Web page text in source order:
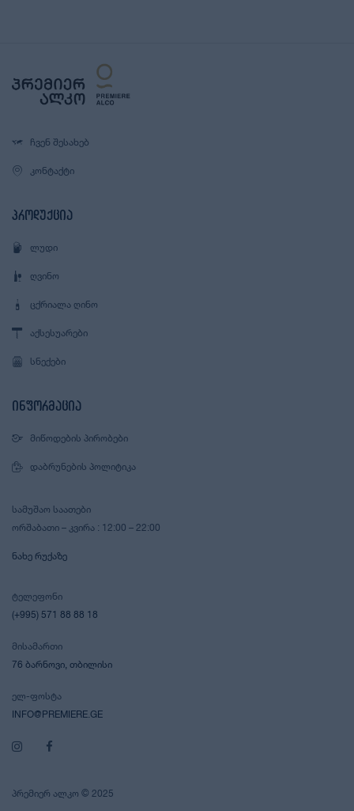
ᲩᲕᲔᲜ ᲨᲔᲡᲐᲮᲔᲑ
ᲙᲝᲜᲢᲐᲥᲢᲘ
პროდუქცია
ᲚᲣᲓᲘ
ᲦᲕᲘᲜᲝ
ᲪᲥᲠᲘᲐᲚᲐ ᲦᲘᲜᲝ
ᲐᲥᲡᲔᲡᲣᲐᲠᲔᲑᲘ
ᲡᲜᲔᲥᲔᲑᲘ
ინფორმაცია
ᲛᲘᲬᲝᲓᲔᲑᲘᲡ ᲞᲘᲠᲝᲑᲔᲑᲘ
ᲓᲐᲑᲠᲣᲜᲔᲑᲘᲡ ᲞᲝᲚᲘᲢᲘᲙᲐ
ᲡᲐᲛᲣᲨᲐᲝ ᲡᲐᲐᲗᲔᲑᲘ
ᲝᲠᲨᲐᲑᲐᲗᲘ – ᲙᲕᲘᲠᲐ : 12:00 – 22:00
ᲜᲐᲮᲔ ᲠᲣᲥᲐᲖᲔ
ᲢᲔᲚᲔᲤᲝᲜᲘ
(+995) 571 88 88 18
ᲛᲘᲡᲐᲛᲐᲠᲗᲘ
76 ᲑᲐᲠᲜᲝᲕᲘ, ᲗᲑᲘᲚᲘᲡᲘ
ᲔᲚ-ᲤᲝᲡᲢᲐ
INFO@PREMIERE.GE
ᲞᲠᲔᲛᲘᲔᲠ ᲐᲚᲙᲝ © 2025